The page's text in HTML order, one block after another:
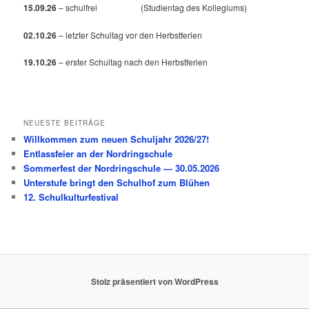
15.09.26– schulfrei (Studientag des Kollegiums)
02.10.26– letzter Schultag vor den Herbstferien
19.10.26– erster Schultag nach den Herbstferien
NEUESTE BEITRÄGE
Willkommen zum neuen Schuljahr 2026/27!
Entlassfeier an der Nordringschule
Sommerfest der Nordringschule — 30.05.2026
Unterstufe bringt den Schulhof zum Blühen
12. Schulkulturfestival
Stolz präsentiert von WordPress